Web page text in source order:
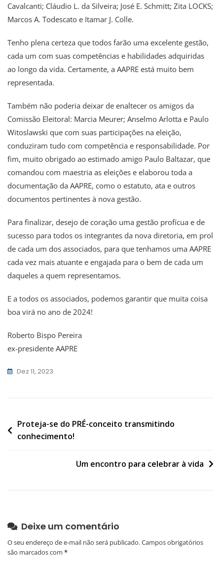
Cavalcanti; Cláudio L. da Silveira; José E. Schmitt; Zita LOCKS;
Marcos A. Todescato e Itamar J. Colle.
Tenho plena certeza que todos farão uma excelente gestão,
cada um com suas competências e habilidades adquiridas
ao longo da vida. Certamente, a AAPRE está muito bem
representada.
Também não poderia deixar de enaltecer os amigos da
Comissão Eleitoral: Marcia Meurer; Anselmo Arlotta e Paulo
Witoslawski que com suas participações na eleição,
conduziram tudo com competência e responsabilidade. Por
fim, muito obrigado ao estimado amigo Paulo Baltazar, que
comandou com maestria as eleições e elaborou toda a
documentação da AAPRE, como o estatuto, ata e outros
documentos pertinentes à nova gestão.
Para finalizar, desejo de coração uma gestão profícua e de
sucesso para todos os integrantes da nova diretoria, em prol
de cada um dos associados, para que tenhamos uma AAPRE
cada vez mais atuante e engajada para o bem de cada um
daqueles a quem representamos.
E a todos os associados, podemos garantir que muita coisa
boa virá no ano de 2024!
Roberto Bispo Pereira
ex-presidente AAPRE
Dez 11, 2023
Navegação
de
Proteja-se do PRÉ-conceito transmitindo
conhecimento!
Um encontro para celebrar à vida
Deixe um comentário
O seu endereço de e-mail não será publicado.Campos obrigatórios
são marcados com *